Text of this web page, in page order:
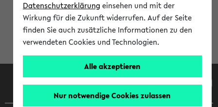
Anmeldung am eKVV
Datenschutzerklärung einsehen und mit der
Wirkung für die Zukunft widerrufen. Auf der Seite
finden Sie auch zusätzliche Informationen zu den
verwendeten Cookies und Technologien.
Alle akzeptieren
Nur notwendige Cookies zulassen